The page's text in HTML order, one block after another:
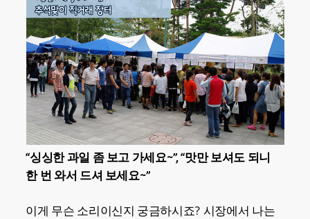
“싱싱한 과일 좀 보고 가세요~”, “맛만 보셔도 되니
한 번 와서 드셔 보세요~”
이게 무슨 소리이신지 궁금하시죠? 시장에서 나는